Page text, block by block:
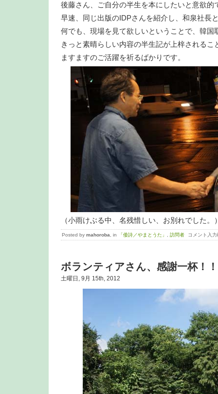
後藤さん、ご自分の半生を本にしたいと意欲的
早速、同じ出版のIDPさんを紹介し、和泉社長
何でも、現場を見て欲しいということで、韓国
きっと素晴らしい内容の半生記が上梓されるこ
ますますのご活躍を祈るばかりです。
（小雨けぶる中、名残惜しい、お別れでした。
Posted by mahoroba, in 「倭詩／やまとうた」 , 訪問者 コメント入力
ボランティアさん、感謝一杯！
土曜日, 9月 15th, 2012